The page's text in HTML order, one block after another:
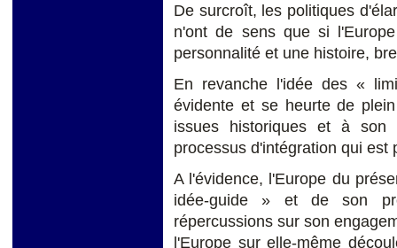
De surcroît, les politiques
n'ont de sens que si
personnalité et une histoire,
En revanche l'idée des «
évidente et se heurte de
issues historiques et à son
processus d'intégration qui
A l'évidence, l'Europe du
idée-guide » et de son
répercussions sur son
l'Europe sur elle-même